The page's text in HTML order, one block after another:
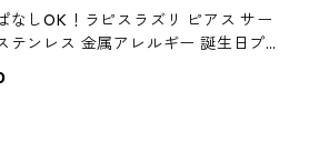
なしOK！ラピスラズリ ピアス サー
テンレス 金属アレルギー 誕生日プ